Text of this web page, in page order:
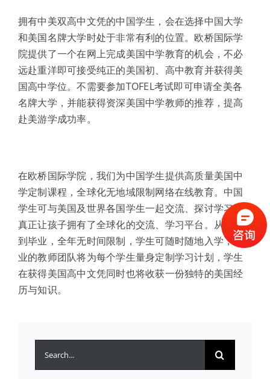
拥有中美双高中文凭的中国学生，会在选择中国大学
和美国名牌大学时处于非常有利的位置。欧桥国际学
院提供了一个在网上完成美国中学教育的机会，不必
远赴重洋即可接受纯正的美国初、高中教育并获得美
国高中学位。不需要参加TOFEL考试即可申请全美各
名牌大学，并能获得资深美国中学教师的推荐，提高
赴美游学成功率。
在欧桥国际学院，我们为中国学生提供高质量美国中
学定制课程，全球化无地域限制网络在线教育。中国
学生可与美国及世界各国学生一起交流、探讨学习，
真正让孩子拥有了全球化的交流、学习平台。从报名
到毕业，全年无时间限制，学生可随时随地入学，专
业的教师团队将为每个学生量身定制学习计划，学生
在获得美国高中文凭同时也将收获一份独特的美国经
历与知识。